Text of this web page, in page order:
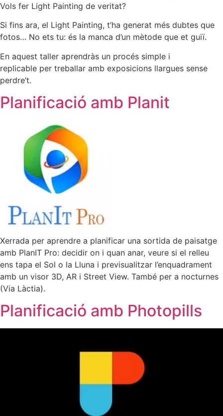
Vols fer Light Painting de veritat?
Si fins ara, el Light Painting, t’ha generat més dubtes que
fotos… No ets tu: és la manca d’un mètode que et guiï.
En aquest taller aprendràs un procés simple i
replicable per treballar amb exposicions llargues sense
perdre’t.
Planificació amb Planit
Xerrada per aprendre a planificar una sortida de paisatge
amb PlanIT Pro: decidir on i quan anar, veure si el relleu
ens tapa el Sol o la Lluna i previsualitzar l’enquadrament
amb un visor 3D, AR i Street View. També per a nocturnes
(Via Làctia).
Planificació amb Photopills